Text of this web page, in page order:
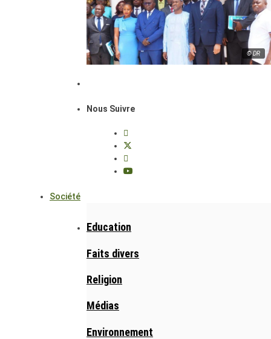
© DR
Nous Suivre
Société
Education
Faits divers
Religion
Médias
Environnement